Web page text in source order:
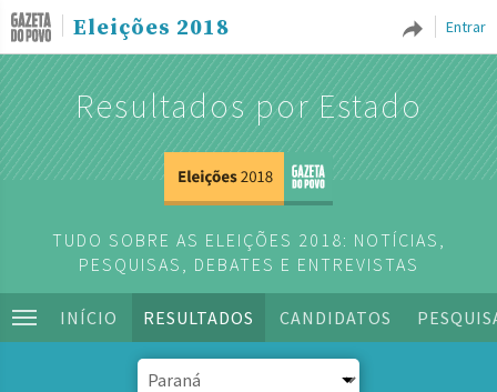
Entrar
Eleições 2018
Resultados por Estado
TUDO SOBRE AS ELEIÇÕES 2018: NOTÍCIAS,
PESQUISAS, DEBATES E ENTREVISTAS
INÍCIO RESULTADOS CANDIDATOS